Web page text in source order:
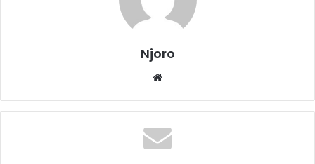
Njoro
Website